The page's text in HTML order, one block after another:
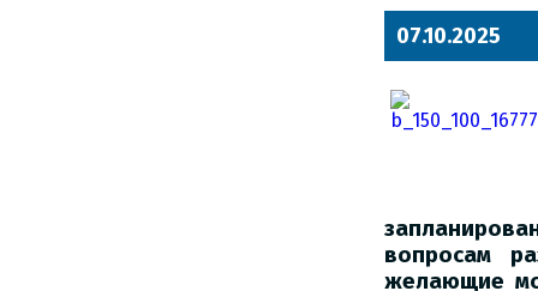
07.10.2025
вопросам
желающие